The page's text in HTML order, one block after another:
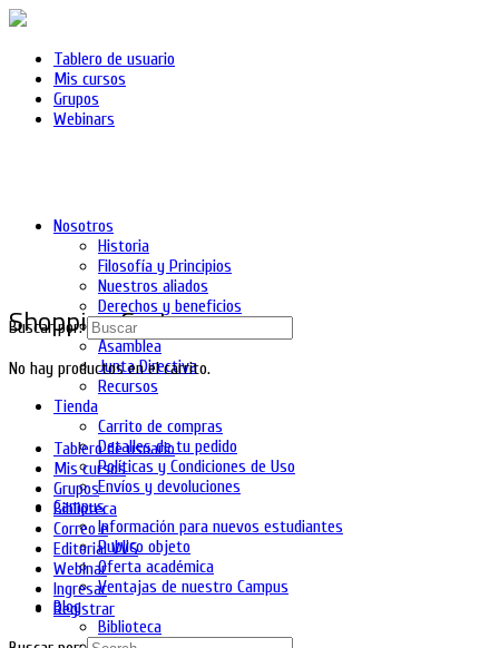
Tablero de usuario
Mis cursos
Grupos
Webinars
Nosotros
Historia
Filosofía y Principios
Nuestros aliados
Derechos y beneficios
Asociados
Asamblea
Junta Directiva
Recursos
Tienda
Carrito de compras
Detalles de tu pedido
Políticas y Condiciones de Uso
Envíos y devoluciones
Campus
Información para nuevos estudiantes
Publico objeto
Oferta académica
Ventajas de nuestro Campus
Blog
Biblioteca
Shopping Cart
No hay productos en el carrito.
Buscar por:
Tablero de usuario
Mis cursos
Grupos
Biblioteca
Correo e
Editorial VVS
Webinar
Ingresar
Registrar